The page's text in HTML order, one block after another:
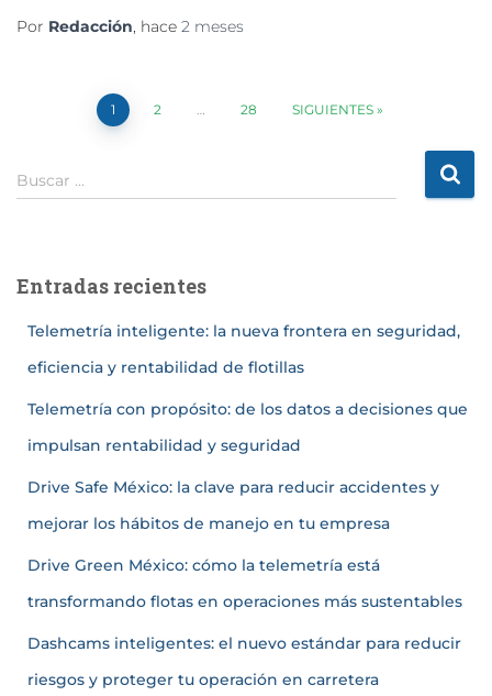
Por Redacción, hace 2 meses
1 2 28 SIGUIENTES
Buscar …
Entradas recientes
Telemetría inteligente: la nueva frontera en seguridad,
eficiencia y rentabilidad de flotillas
Telemetría con propósito: de los datos a decisiones que
impulsan rentabilidad y seguridad
Drive Safe México: la clave para reducir accidentes y
mejorar los hábitos de manejo en tu empresa
Drive Green México: cómo la telemetría está
transformando flotas en operaciones más sustentables
Dashcams inteligentes: el nuevo estándar para reducir
riesgos y proteger tu operación en carretera